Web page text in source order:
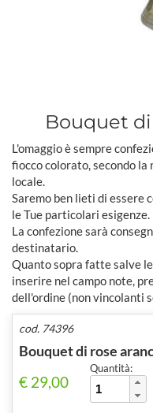
Bouquet
L'omaggio è sempre
fiocco colorato, secondo
locale.
Saremo ben lieti di essere
le Tue particolari esigenze.
La confezione sarà
destinatario.
Quanto sopra fatte salve
inserire nel campo note,
dell'ordine (non vincolanti
cod. 74396
Bouquet di rose
€ 29,00
Quantità: